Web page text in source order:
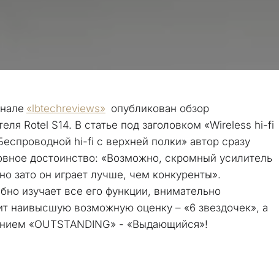
«lbtechreviews» опубликован обзор
Rotel S14. В статье под заголовком «Wireless hi-fi
hi-fi с верхней полки» автор сразу
достоинство: «Возможно, скромный усилитель
зато он играет лучше, чем конкуренты».
изучает все его функции, внимательно
наивысшую возможную оценку – «6 звездочек», а
«OUTSTANDING» - «Выдающийся»!